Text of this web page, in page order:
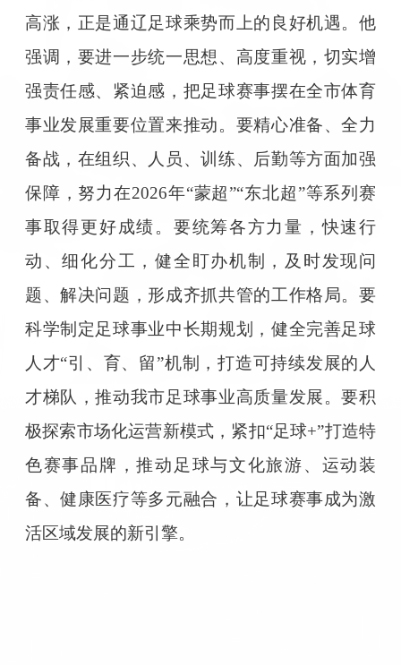
高涨，正是通辽足球乘势而上的良好机遇。他
强调，要进一步统一思想、高度重视，切实增
强责任感、紧迫感，把足球赛事摆在全市体育
事业发展重要位置来推动。要精心准备、全力
备战，在组织、人员、训练、后勤等方面加强
保障，努力在2026年“蒙超”“东北超”等系列赛
事取得更好成绩。要统筹各方力量，快速行
动、细化分工，健全盯办机制，及时发现问
题、解决问题，形成齐抓共管的工作格局。要
科学制定足球事业中长期规划，健全完善足球
人才“引、育、留”机制，打造可持续发展的人
才梯队，推动我市足球事业高质量发展。要积
极探索市场化运营新模式，紧扣“足球+”打造特
色赛事品牌，推动足球与文化旅游、运动装
备、健康医疗等多元融合，让足球赛事成为激
活区域发展的新引擎。